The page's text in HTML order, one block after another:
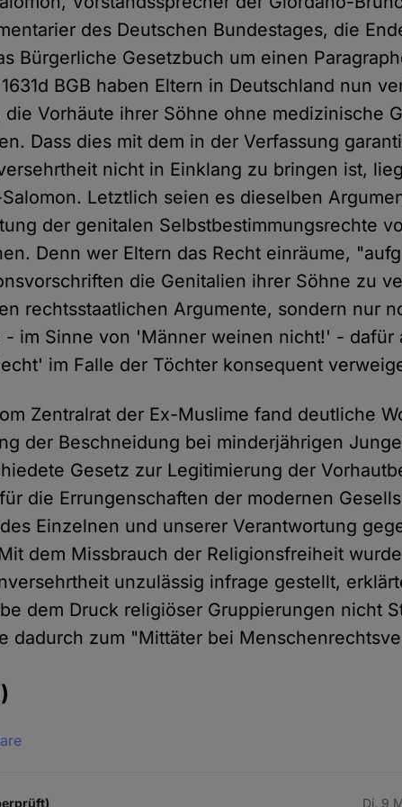
des Deutschen Bundestages, die
Bürgerliche Gesetzbuch um einen
BGB haben Eltern in Deutschland nun
Vorhäute ihrer Söhne ohne medizinische
Dass dies mit dem in der Verfassung
nicht in Einklang zu bringen ist,
Letztlich seien es dieselben
der genitalen Selbstbestimmungsrechte
Denn wer Eltern das Recht einräume,
die Genitalien ihrer Söhne zu
rechtsstaatlichen Argumente, sondern nur
- im Sinne von 'Männer weinen nicht!' - dafür
im Falle der Töchter konsequent
Zentralrat der Ex-Muslime fand deutliche
der Beschneidung bei minderjährigen
Gesetz zur Legitimierung der
die Errungenschaften der modernen
Einzelnen und unserer Verantwortung
dem Missbrauch der Religionsfreiheit
unzulässig infrage gestellt,
dem Druck religiöser Gruppierungen nicht
dadurch zum "Mittäter bei
Di. 9